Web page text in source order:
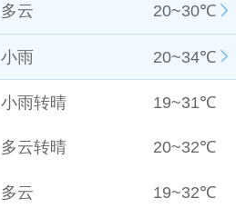
多云 20~30℃
小雨 20~34℃
小雨转晴 19~31℃
多云转晴 20~32℃
多云 19~32℃